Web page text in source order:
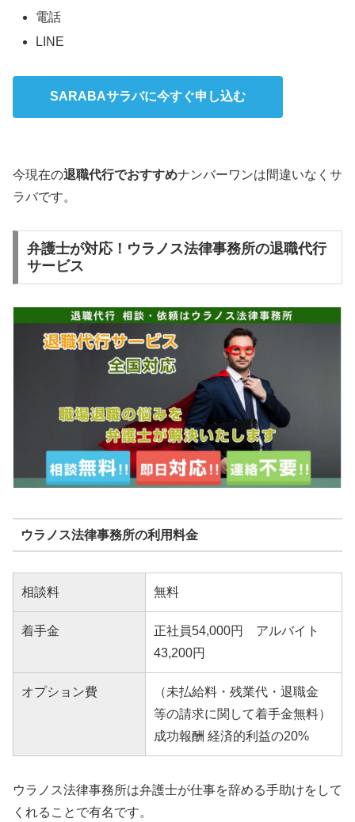
電話
LINE
SARABAサラバに今すぐ申し込む
今現在の退職代行でおすすめナンバーワンは間違いなくサ
ラバです。
弁護士が対応！ウラノス法律事務所の退職代行
サービス
ウラノス法律事務所の利用料金
相談料 無料
着手金
正社員54,000円 アルバイト
43,200円
オプション費
（未払給料・残業代・退職金
等の請求に関して着手金無料）
成功報酬 経済的利益の20%
ウラノス法律事務所は弁護士が仕事を辞める手助けをして
くれることで有名です。